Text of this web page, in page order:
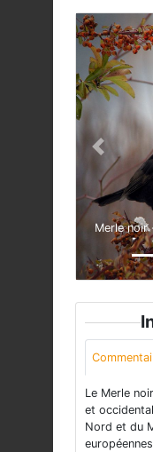
Merle noir
Previous
Le Merle
et
Nord et du